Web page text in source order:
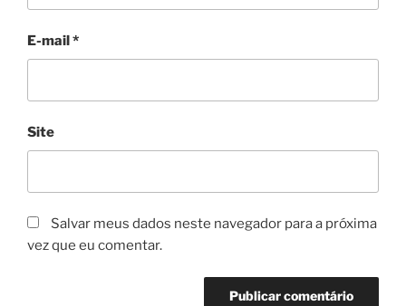
E-mail*
Site
Salvar meus dados neste navegador para a próxima
vez que eu comentar.